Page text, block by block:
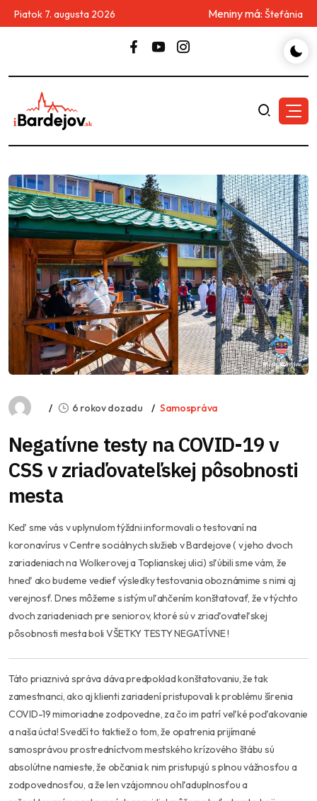
Piatok 7. augusta 2026 Meniny má: Štefánia
6 rokov dozadu Samospráva
Negatívne testy na COVID-19 v
CSS v zriaďovateľskej pôsobnosti
mesta
Keď sme vás v uplynulom týždni informovali o testovaní na
koronavírus v Centre sociálnych služieb v Bardejove ( v jeho dvoch
zariadeniach na Wolkerovej a Toplianskej ulici) sľúbili sme vám, že
hneď ako budeme vedieť výsledky testovania oboznámime s nimi aj
verejnosť. Dnes môžeme s istým uľahčením konštatovať, že v týchto
dvoch zariadeniach pre seniorov, ktoré sú v zriaďovateľskej
pôsobnosti mesta boli VŠETKY TESTY NEGATÍVNE !
Táto priaznivá správa dáva predpoklad konštatovaniu, že tak
zamestnanci, ako aj klienti zariadení pristupovali k problému šírenia
COVID-19 mimoriadne zodpovedne, za čo im patrí veľké poďakovanie
a naša úcta! Svedčí to taktiež o tom, že opatrenia prijímané
samosprávou prostredníctvom mestského krízového štábu sú
absolútne namieste, že občania k nim pristupujú s plnou vážnosťou a
zodpovednosťou, a že len vzájomnou ohľaduplnosťou a